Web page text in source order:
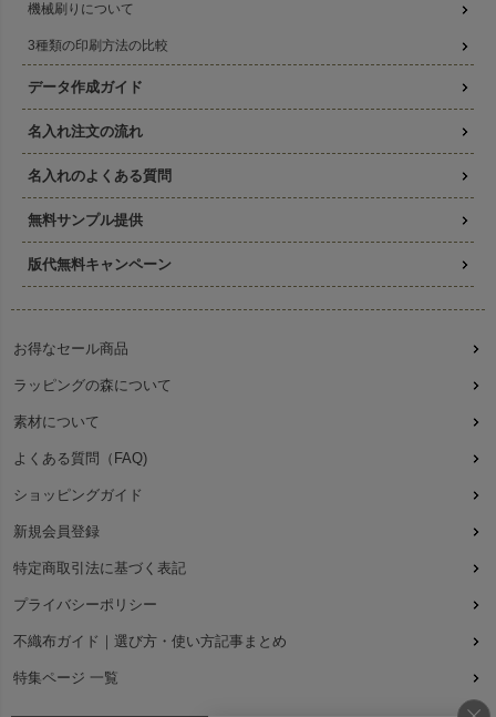
機械刷りについて
3種類の印刷方法の比較
データ作成ガイド
名入れ注文の流れ
名入れのよくある質問
無料サンプル提供
版代無料キャンペーン
お得なセール商品
ラッピングの森について
素材について
よくある質問（FAQ)
ショッピングガイド
新規会員登録
特定商取引法に基づく表記
プライバシーポリシー
不織布ガイド｜選び方・使い方記事まとめ
特集ページ 一覧